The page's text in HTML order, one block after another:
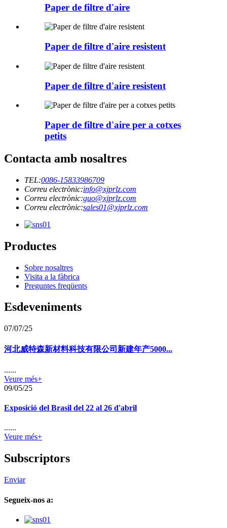
Paper de filtre d'aire
Paper de filtre d'aire resistent
Paper de filtre d'aire resistent
Paper de filtre d'aire per a cotxes
petits
Contacta amb nosaltres
TEL:0086-15833986709
Correu electrònic:info@xjprlz.com
Correu electrònic:guo@xjprlz.com
Correu electrònic:sales01@xjprlz.com
Productes
Sobre nosaltres
Visita a la fàbrica
Preguntes freqüents
Esdeveniments
07/07/25
河北威特森新材料科技有限公司新建年产5000...
......
Veure més+
09/05/25
Exposició del Brasil del 22 al 26 d'abril
......
Veure més+
Subscriptors
Enviar
Segueix-nos a: